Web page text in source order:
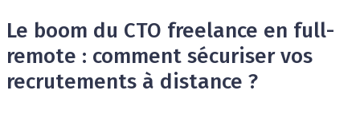
Le boom du CTO freelance en full-
remote : comment sécuriser vos
recrutements à distance ?